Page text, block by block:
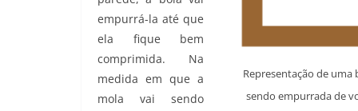
Representação de
sendo empurrada de
empurrá-la até que
ela fique bem
comprimida. Na
medida em que a
mola vai sendo